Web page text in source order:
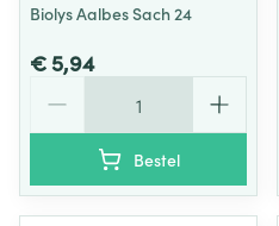
Biolys Aalbes Sach 24
€ 5,94
Bestel